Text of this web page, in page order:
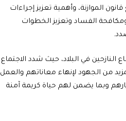
الموازنة، وأهمية تعزيز إجراءات
الفساد وتعزيز الخطوات
في البلاد، حيث شدد الاجتماع
من الجهود لإنهاء معاناتهم والعمل
وبما يضمن لهم حياة كريمة آمنة